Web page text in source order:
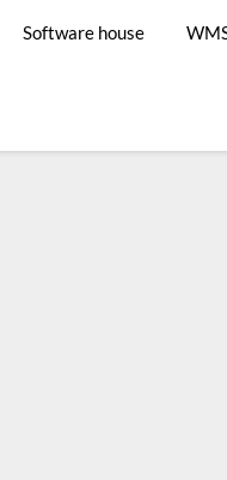
Software house